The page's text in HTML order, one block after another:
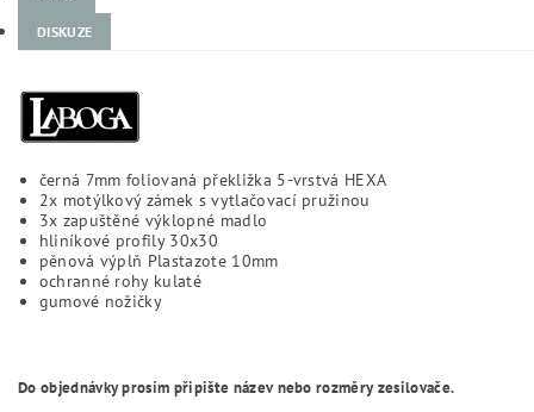
DISKUZE
černá 7mm foliovaná překližka 5-vrstvá HEXA
2x motýlkový zámek s vytlačovací pružinou
3x zapuštěné výklopné madlo
hliníkové profily 30x30
pěnová výplň Plastazote 10mm
ochranné rohy kulaté
gumové nožičky
Do objednávky prosím připište název nebo rozměry zesilovače.